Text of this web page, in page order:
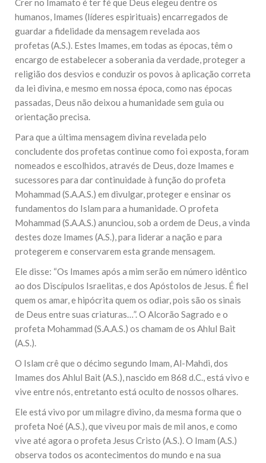
Crer no Imamato é ter fé que Deus elegeu dentre os
humanos, Imames (líderes espirituais) encarregados de
guardar a fidelidade da mensagem revelada aos
profetas (A.S.). Estes Imames, em todas as épocas, têm o
encargo de estabelecer a soberania da verdade, proteger a
religião dos desvios e conduzir os povos à aplicação correta
da lei divina, e mesmo em nossa época, como nas épocas
passadas, Deus não deixou a humanidade sem guia ou
orientação precisa.
Para que a última mensagem divina revelada pelo
concludente dos profetas continue como foi exposta, foram
nomeados e escolhidos, através de Deus, doze Imames e
sucessores para dar continuidade à função do profeta
Mohammad (S.A.A.S.) em divulgar, proteger e ensinar os
fundamentos do Islam para a humanidade. O profeta
Mohammad (S.A.A.S.) anunciou, sob a ordem de Deus, a vinda
destes doze Imames (A.S.), para liderar a nação e para
protegerem e conservarem esta grande mensagem.
Ele disse: “Os Imames após a mim serão em número idêntico
ao dos Discípulos Israelitas, e dos Apóstolos de Jesus. É fiel
quem os amar, e hipócrita quem os odiar, pois são os sinais
de Deus entre suas criaturas…”. O Alcorão Sagrado e o
profeta Mohammad (S.A.A.S.) os chamam de os Ahlul Bait
(A.S.).
O Islam crê que o décimo segundo Imam, Al-Mahdi, dos
Imames dos Ahlul Bait (A.S.), nascido em 868 d.C., está vivo e
vive entre nós, entretanto está oculto de nossos olhares.
Ele está vivo por um milagre divino, da mesma forma que o
profeta Noé (A.S.), que viveu por mais de mil anos, e como
vive até agora o profeta Jesus Cristo (A.S.). O Imam (A.S.)
observa todos os acontecimentos do mundo e na sua